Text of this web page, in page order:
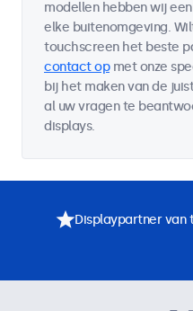
modellen hebben wij
elke buitenomgeving.
touchscreen het beste
contact opmet onze
bij het maken van de
al uw vragen te
displays.
Displaypartner van